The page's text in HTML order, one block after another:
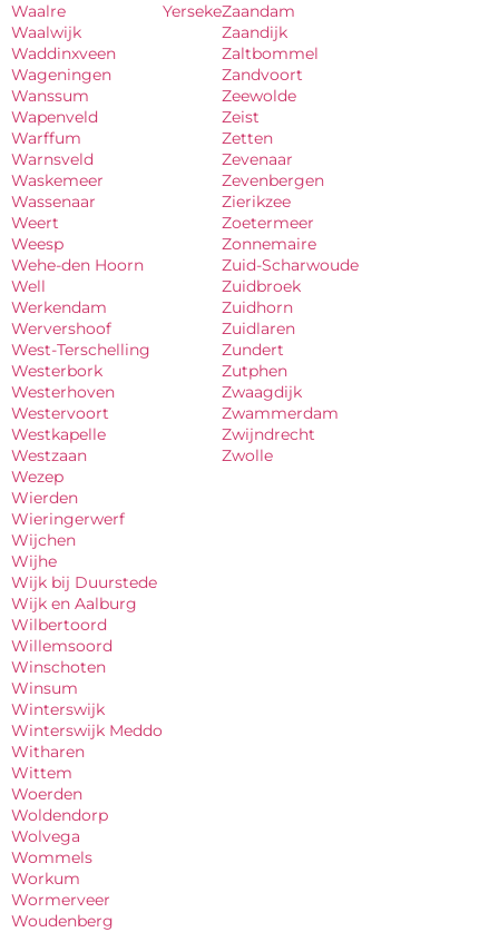
Waalre
Waalwijk
Waddinxveen
Wageningen
Wanssum
Wapenveld
Warffum
Warnsveld
Waskemeer
Wassenaar
Weert
Weesp
Wehe-den Hoorn
Well
Werkendam
Wervershoof
West-Terschelling
Westerbork
Westerhoven
Westervoort
Westkapelle
Westzaan
Wezep
Wierden
Wieringerwerf
Wijchen
Wijhe
Wijk bij Duurstede
Wijk en Aalburg
Wilbertoord
Willemsoord
Winschoten
Winsum
Winterswijk
Winterswijk Meddo
Witharen
Wittem
Woerden
Woldendorp
Wolvega
Wommels
Workum
Wormerveer
Woudenberg
YersekeZaandam
Zaandijk
Zaltbommel
Zandvoort
Zeewolde
Zeist
Zetten
Zevenaar
Zevenbergen
Zierikzee
Zoetermeer
Zonnemaire
Zuid-Scharwoude
Zuidbroek
Zuidhorn
Zuidlaren
Zundert
Zutphen
Zwaagdijk
Zwammerdam
Zwijndrecht
Zwolle